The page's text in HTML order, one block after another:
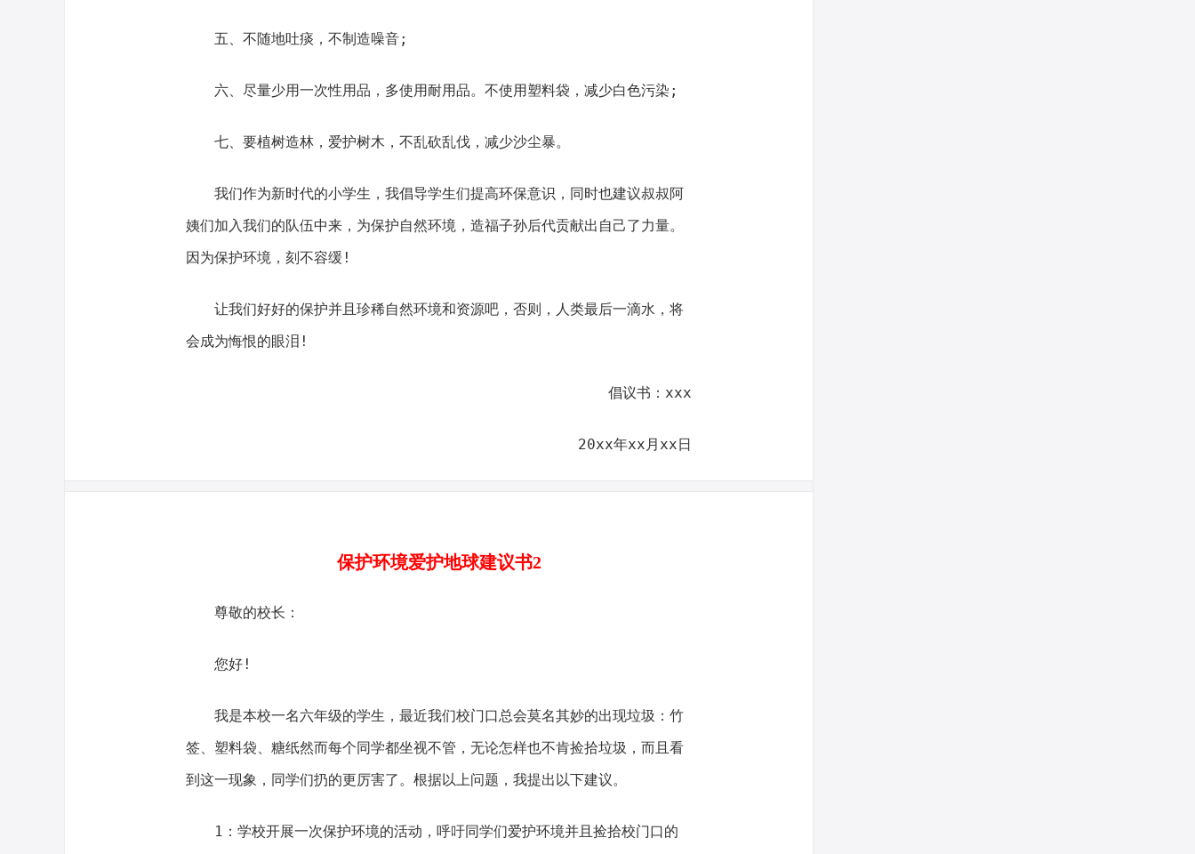
五、不随地吐痰，不制造噪音;
六、尽量少用一次性用品，多使用耐用品。不使用塑料袋，减少白色污染;
七、要植树造林，爱护树木，不乱砍乱伐，减少沙尘暴。
我们作为新时代的小学生，我倡导学生们提高环保意识，同时也建议叔叔阿
姨们加入我们的队伍中来，为保护自然环境，造福子孙后代贡献出自己了力量。
因为保护环境，刻不容缓!
让我们好好的保护并且珍稀自然环境和资源吧，否则，人类最后一滴水，将
会成为悔恨的眼泪!
倡议书：xxx
20xx年xx月xx日
保护环境爱护地球建议书2
尊敬的校长：
您好!
我是本校一名六年级的学生，最近我们校门口总会莫名其妙的出现垃圾：竹
签、塑料袋、糖纸然而每个同学都坐视不管，无论怎样也不肯捡拾垃圾，而且看
到这一现象，同学们扔的更厉害了。根据以上问题，我提出以下建议。
1：学校开展一次保护环境的活动，呼吁同学们爱护环境并且捡拾校门口的